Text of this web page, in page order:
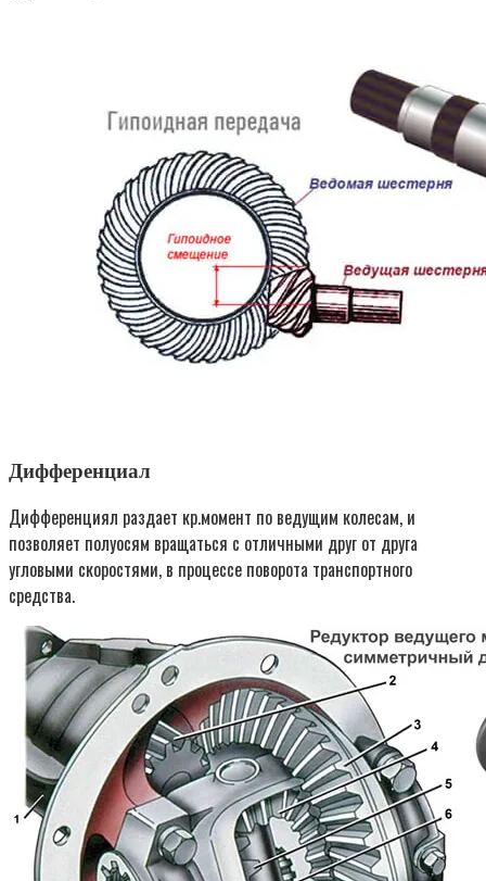
Дифференциал
Дифференциял раздает кр.момент по ведущим колесам, и
позволяет полуосям вращаться с отличными друг от друга
угловыми скоростями, в процессе поворота транспортного
средства.